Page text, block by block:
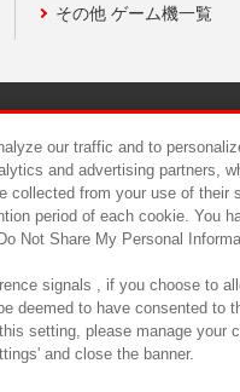
その他 ゲーム機一覧
食品のご提供について カス
our traffic and to
and advertising partners,
collected from your use of their
period of each cookie. You
Not Share My Personal
signals , if you choose to
deemed to have consented to
setting, please manage your
and close the banner.